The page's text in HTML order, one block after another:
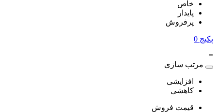
خاص
پایدار
پرفروش
پکیج 0
=
مرتب سازی
افزایشی
کاهشی
قیمت فروش